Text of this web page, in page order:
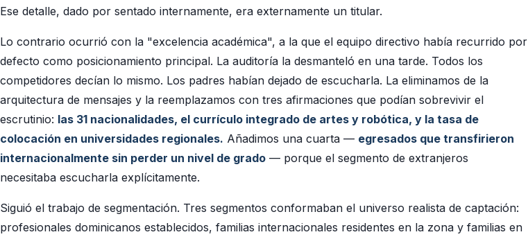
Ese detalle, dado por sentado internamente, era externamente un titular.
Lo contrario ocurrió con la "excelencia académica", a la que el equipo directivo había recurrido por
defecto como posicionamiento principal. La auditoría la desmanteló en una tarde. Todos los
competidores decían lo mismo. Los padres habían dejado de escucharla. La eliminamos de la
arquitectura de mensajes y la reemplazamos con tres afirmaciones que podían sobrevivir el
escrutinio: las 31 nacionalidades, el currículo integrado de artes y robótica, y la tasa de
colocación en universidades regionales. Añadimos una cuarta — egresados que transfirieron
internacionalmente sin perder un nivel de grado — porque el segmento de extranjeros
necesitaba escucharla explícitamente.
Siguió el trabajo de segmentación. Tres segmentos conformaban el universo realista de captación:
profesionales dominicanos establecidos, familias internacionales residentes en la zona y familias en